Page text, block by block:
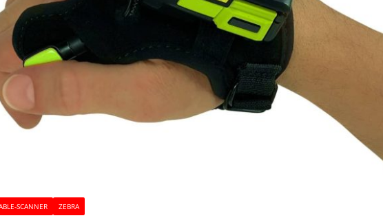
SCANNER ZEBRA